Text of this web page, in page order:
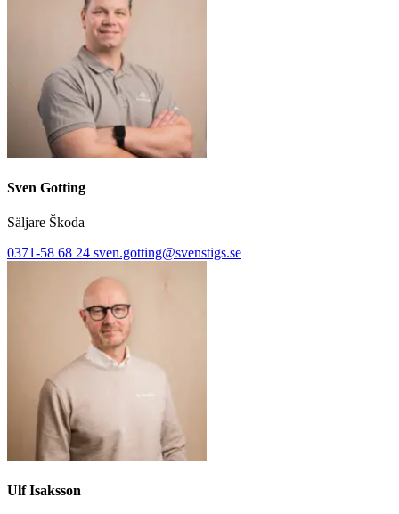
Sven Gotting
Säljare Škoda
0371-58 68 24 sven.gotting@svenstigs.se
Ulf Isaksson